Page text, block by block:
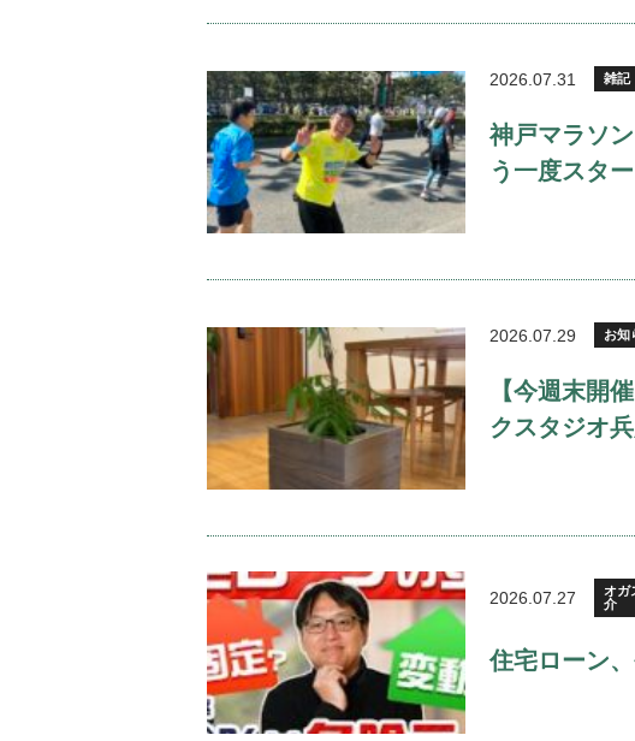
2026.07.31 雑記
神戸マラソ
う一度スタ
2026.07.29 お知
【今週末開
クスタジオ
2026.07.27
オガ
介
住宅ローン